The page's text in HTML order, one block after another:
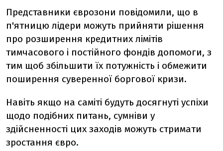
Представники єврозони повідомили, що в
п'ятницю лідери можуть прийняти рішення
про розширення кредитних лімітів
тимчасового і постійного фондів допомоги, з
тим щоб збільшити їх потужність і обмежити
поширення суверенної боргової кризи.
Навіть якщо на саміті будуть досягнуті успіхи
щодо подібних питань, сумніви у
здійсненності цих заходів можуть стримати
зростання євро.